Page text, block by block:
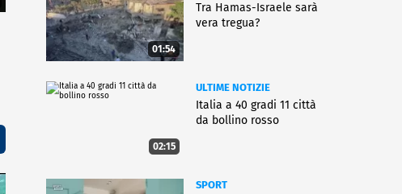
01:54
Tra Hamas-Israele sarà
vera tregua?
02:15
ULTIME NOTIZIE
Italia a 40 gradi 11 città
da bollino rosso
SPORT